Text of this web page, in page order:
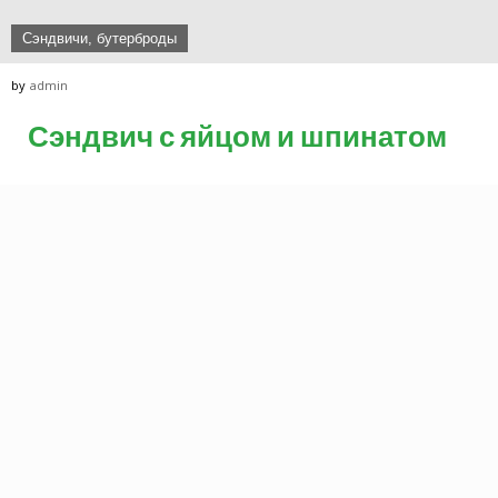
Сэндвичи, бутерброды
byadmin
Сэндвич с яйцом и шпинатом